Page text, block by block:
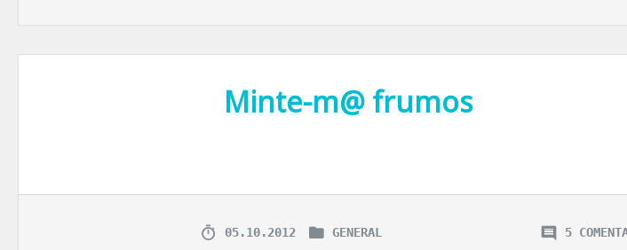
Minte-m@ frumos
Prietena mea Diana are emotii mari. Marti e avanpremiera filmului “Minte-m@ frumos”, o comedie
05.10.2012 GENERAL 5